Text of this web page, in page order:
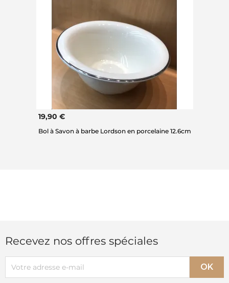
19,90 €
Bol à Savon à barbe Lordson en porcelaine 12.6cm
Recevez nos offres spéciales